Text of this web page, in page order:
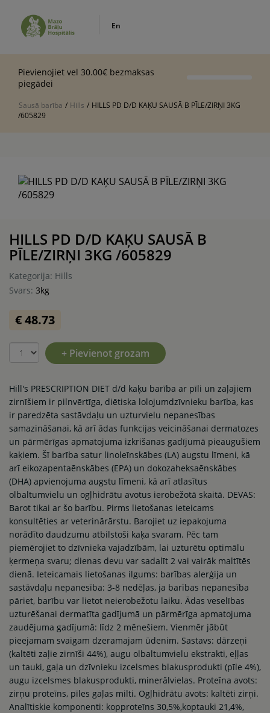
En
Pievienojiet vel 30.00€ bezmaksas
piegādei
Sausā barība / Hills / HILLS PD D/D KAĶU SAUSĀ B PĪLE/ZIRŅI 3KG
/605829
HILLS PD D/D KAĶU SAUSĀ B
PĪLE/ZIRŅI 3KG /605829
Kategorija: Hills
Svars: 3kg
€ 48.73
+ Pievienot grozam
Hill's PRESCRIPTION DIET d/d kaķu barība ar pīli un zaļajiem
zirnīšiem ir pilnvērtīga, diētiska lolojumdzīvnieku barība, kas
ir paredzēta sastāvdaļu un uzturvielu nepanesības
samazināšanai, kā arī ādas funkcijas veicināšanai dermatozes
un pārmērīgas apmatojuma izkrišanas gadījumā pieaugušiem
kaķiem. Šī barība satur linoleīnskābes (LA) augstu līmeni, kā
arī eikozapentaēnskābes (EPA) un dokozaheksaēnskābes
(DHA) apvienojuma augstu līmeni, kā arī atlasītus
olbaltumvielu un ogļhidrātu avotus ierobežotā skaitā. DEVAS:
Barot tikai ar šo barību. Pirms lietošanas ieteicams
konsultēties ar veterinārārstu. Barojiet uz iepakojuma
norādīto daudzumu atbilstoši kaķa svaram. Pēc tam
piemērojiet to dzīvnieka vajadzībām, lai uzturētu optimālu
ķermeņa svaru; dienas devu var sadalīt 2 vai vairāk maltītēs
dienā. Ieteicamais lietošanas ilgums: barības alerģija un
sastāvdaļu nepanesība: 3-8 nedēļas, ja barības nepanesība
pāriet, barību var lietot neierobežotu laiku. Ādas veselības
uzturēšanai dermatīta gadījumā un pārmērīga apmatojuma
zaudējuma gadījumā: līdz 2 mēnešiem. Vienmēr jābūt
pieejamam svaigam dzeramajam ūdenim. Sastavs: dārzeņi
(kaltēti zaļie zirnīši 44%), augu olbaltumvielu ekstrakti, eļļas
un tauki, gaļa un dzīvnieku izcelsmes blakusprodukti (pīle 4%),
augu izcelsmes blakusprodukti, minerālvielas. Proteīna avots:
zirņu proteīns, pīles gaļas milti. Ogļhidrātu avots: kaltēti zirņi.
Analītiskie komponenti: kopproteīns 30,5%,koptauki 21,4%,